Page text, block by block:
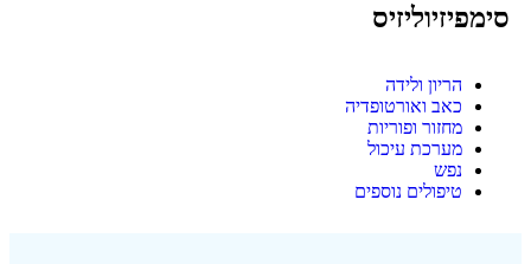
סימפיזיוליזיס
הריון ולידה
כאב ואורטופדיה
מחזור ופוריות
מערכת עיכול
נפש
טיפולים נוספים